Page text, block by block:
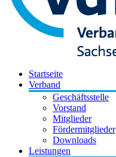
Startseite
Verband
Geschäftsstelle
Vorstand
Mitglieder
Fördermitglieder
Downloads
Leistungen